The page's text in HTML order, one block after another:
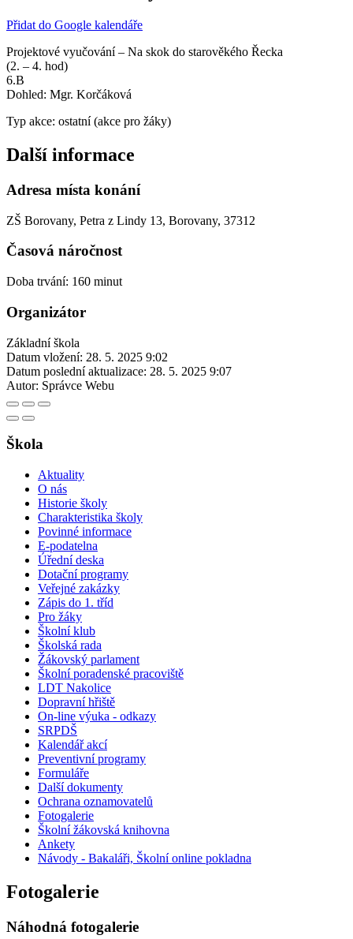
Přidat do Google kalendáře
Projektové vyučování – Na skok do starověkého Řecka
(2. – 4. hod)
6.B
Dohled: Mgr. Korčáková
Typ akce: ostatní (akce pro žáky)
Další informace
Adresa místa konání
ZŠ Borovany, Petra z Lindy 13, Borovany, 37312
Časová náročnost
Doba trvání: 160 minut
Organizátor
Základní škola
Datum vložení: 28. 5. 2025 9:02
Datum poslední aktualizace: 28. 5. 2025 9:07
Autor: Správce Webu
Škola
Aktuality
O nás
Historie školy
Charakteristika školy
Povinné informace
E-podatelna
Úřední deska
Dotační programy
Veřejné zakázky
Zápis do 1. tříd
Pro žáky
Školní klub
Školská rada
Žákovský parlament
Školní poradenské pracoviště
LDT Nakolice
Dopravní hřiště
On-line výuka - odkazy
SRPDŠ
Kalendář akcí
Preventivní programy
Formuláře
Další dokumenty
Ochrana oznamovatelů
Fotogalerie
Školní žákovská knihovna
Ankety
Návody - Bakaláři, Školní online pokladna
Fotogalerie
Náhodná fotogalerie